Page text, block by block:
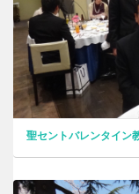
聖セントバレンタイン